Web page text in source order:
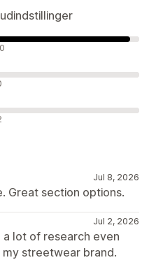
Jul 8, 2026
Great section options.
Jul 2, 2026
a lot of research even
streetwear brand.